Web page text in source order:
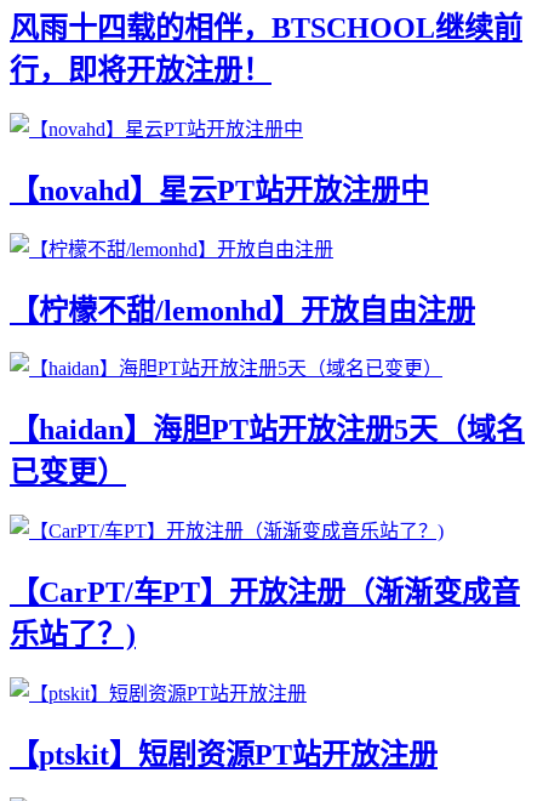
风雨十四载的相伴，BTSCHOOL继续前
行，即将开放注册！
【novahd】星云PT站开放注册中
【柠檬不甜/lemonhd】开放自由注册
【haidan】海胆PT站开放注册5天（域名
已变更）
【CarPT/车PT】开放注册（渐渐变成音
乐站了？)
【ptskit】短剧资源PT站开放注册